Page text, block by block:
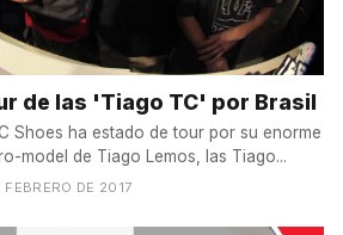
de las 'Tiago TC' por Brasil
Shoes ha estado de tour por su enorme
model de Tiago Lemos, las Tiago...
DE 2017